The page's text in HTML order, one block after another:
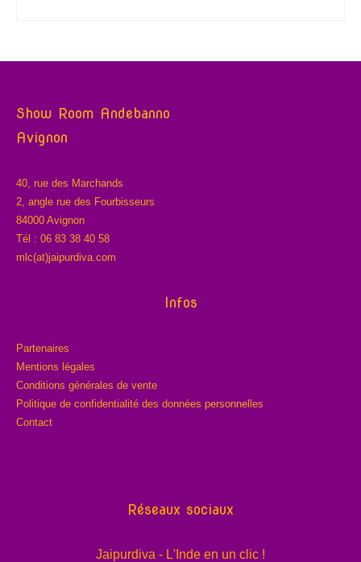
Show Room Andebanno
Avignon
40, rue des Marchands
2, angle rue des Fourbisseurs
84000 Avignon
Tél : 06 83 38 40 58
mlc(at)jaipurdiva.com
Infos
Partenaires
Mentions légales
Conditions générales de vente
Politique de confidentialité des données personnelles
Contact
Réseaux sociaux
Jaipurdiva - L'Inde en un clic !